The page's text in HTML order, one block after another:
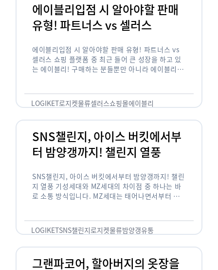
에이블리입점 시 알아야할 판매
유형! 파트너스 vs 셀러스
에이블리입점 시 알아야할 판매 유형! 파트너스 vs
셀러스 쇼핑 플랫폼 중 최근 들어 큰 성장을 하고 있
는 에이블리! 구매하는 분들뿐만 아니라 에이블리에
LOGIKET로지켓물류셀러스쇼핑몰에이블리
SNS챌린지, 아이스 버킷에서부
터 밤양갱까지! 챌린지 열풍
SNS챌린지, 아이스 버킷에서부터 밤양갱까지! 챌린
지 열풍 기성세대와 MZ세대의 차이점 중 하나는 바
로 소통 방식입니다. MZ세대는 태어나면서부터 디
도 능숙한 …
LOGIKETSNS챌린지로지켓물류밤양갱유통
그랜파코어, 할아버지의 옷장을